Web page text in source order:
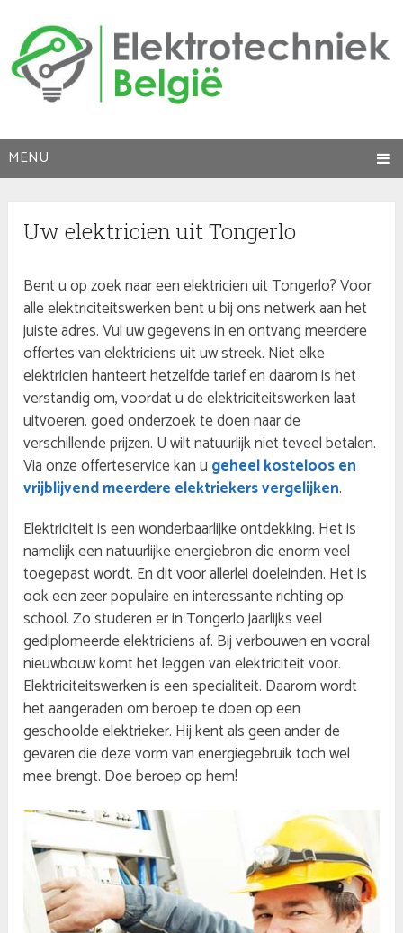
MENU
Uw elektricien uit Tongerlo
Bent u op zoek naar een elektricien uit Tongerlo? Voor
alle elektriciteitswerken bent u bij ons netwerk aan het
juiste adres. Vul uw gegevens in en ontvang meerdere
offertes van elektriciens uit uw streek. Niet elke
elektricien hanteert hetzelfde tarief en daarom is het
verstandig om, voordat u de elektriciteitswerken laat
uitvoeren, goed onderzoek te doen naar de
verschillende prijzen. U wilt natuurlijk niet teveel betalen.
Via onze offerteservice kan u geheel kosteloos en
vrijblijvend meerdere elektriekers vergelijken.
Elektriciteit is een wonderbaarlijke ontdekking. Het is
namelijk een natuurlijke energiebron die enorm veel
toegepast wordt. En dit voor allerlei doeleinden. Het is
ook een zeer populaire en interessante richting op
school. Zo studeren er in Tongerlo jaarlijks veel
gediplomeerde elektriciens af. Bij verbouwen en vooral
nieuwbouw komt het leggen van elektriciteit voor.
Elektriciteitswerken is een specialiteit. Daarom wordt
het aangeraden om beroep te doen op een
geschoolde elektrieker. Hij kent als geen ander de
gevaren die deze vorm van energiegebruik toch wel
mee brengt. Doe beroep op hem!